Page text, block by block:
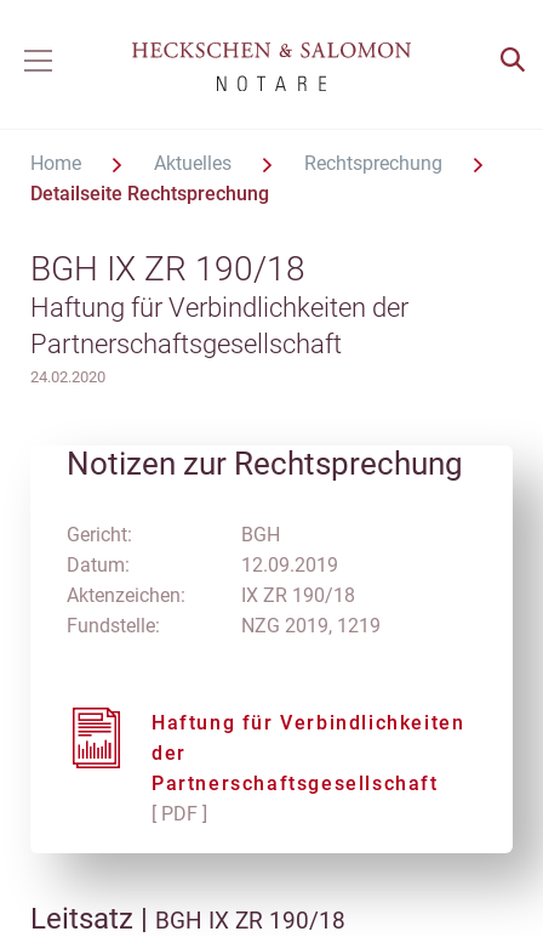
Home Aktuelles
Rechtsprechung
Detailseite Rechtsprechung
BGH IX ZR 190/18
Haftung für Verbindlichkeiten der
Partnerschaftsgesellschaft
24.02.2020
Notizen zur Rechtsprechung
Gericht:
Datum:
Aktenzeichen:
Fundstelle:
BGH
12.09.2019
IX ZR 190/18
NZG 2019, 1219
Haftung für Verbindlichkeiten
der
Partnerschaftsgesellschaft
[ PDF ]
Leitsatz | BGH IX ZR 190/18